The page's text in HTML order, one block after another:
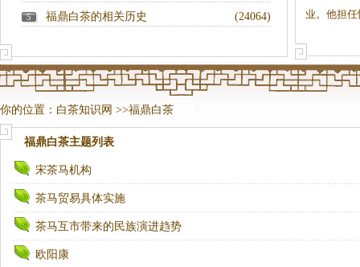
5 (24064)
福鼎白茶的相关历史
业。他担任
你的位置： 白茶知识网 >>福鼎白茶
福鼎白茶主题列表
宋茶马机构
茶马贸易具体实施
茶马互市带来的民族演进趋势
欧阳康